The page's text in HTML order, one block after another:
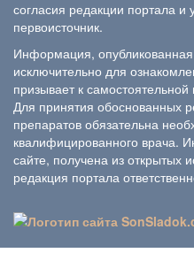
согласия редакции портала и
первоисточник.
Информация,
исключительно для
призывает к
Для принятия обоснованных
препаратов обязательна
квалифицированного врача.
сайте, получена из открытых
редакция портала